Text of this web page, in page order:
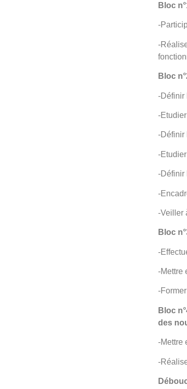
Bloc
-
-
Bloc
-Définir
-
-Définir
-
-Définir
-
-Veiller
Bloc
-
-Mettre
-
Bloc
des
-Mettre
-